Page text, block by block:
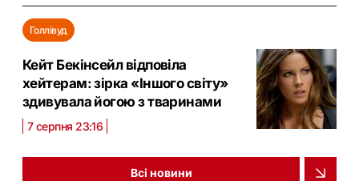
Голлівуд
Кейт Бекінсейл відповіла
хейтерам: зірка «Іншого світу»
здивувала йогою з тваринами
7 серпня 23:16
Всі новини